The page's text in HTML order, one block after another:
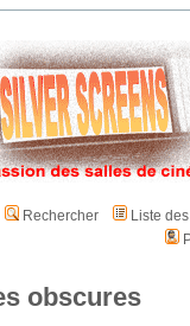
Rechercher
Liste
obscures